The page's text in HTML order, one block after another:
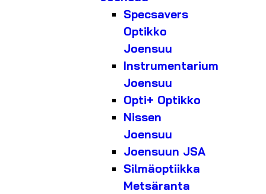
Specsavers
Optikko
Joensuu
Instrumentarium
Joensuu
Opti+ Optikko
Nissen
Joensuu
Joensuun JSA
Silmäoptiikka
Metsäranta